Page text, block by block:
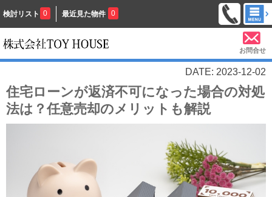
検討リスト 0 最近見た物件 0
お問合せ
DATE: 2023-12-02
住宅ローンが返済不可になった場合の対処
法は？任意売却のメリットも解説